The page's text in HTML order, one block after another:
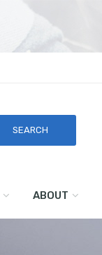
ABOUT